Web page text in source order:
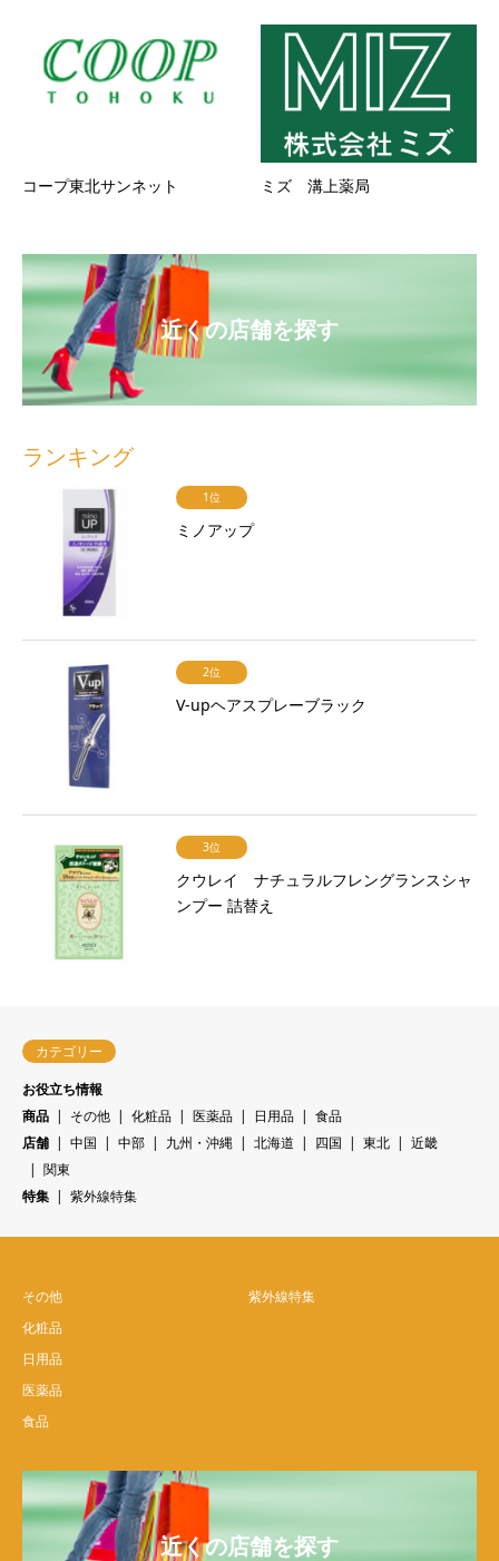
コープ東北サンネット ミズ 溝上薬局
近くの店舗を探す
ランキング
1位
ミノアップ
2位
V-upヘアスプレーブラック
3位
クウレイ ナチュラルフレングランスシャ
ンプー 詰替え
カテゴリー
お役立ち情報
商品
その他 化粧品 医薬品 日用品
食品
店舗
中国 中部 九州・沖縄 北海道 四国 東北
近畿
関東
特集
紫外線特集
その他
化粧品
日用品
医薬品
食品
紫外線特集
近くの店舗を探す